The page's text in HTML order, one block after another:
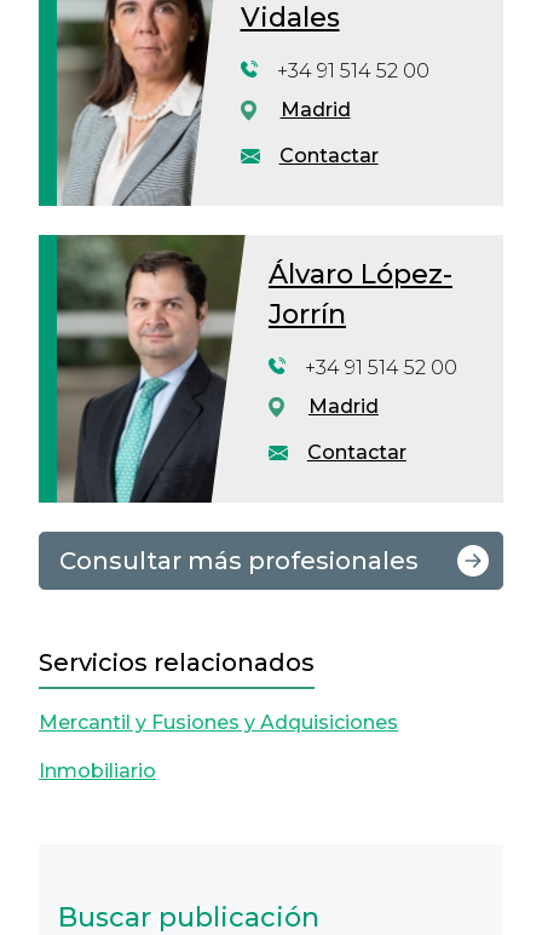
Vidales
Contactar
+34 91 514 52 00
Madrid
Álvaro López-
Jorrín
Contactar
+34 91 514 52 00
Madrid
Consultar más profesionales
Servicios relacionados
Mercantil y Fusiones y Adquisiciones
Inmobiliario
Buscar publicación